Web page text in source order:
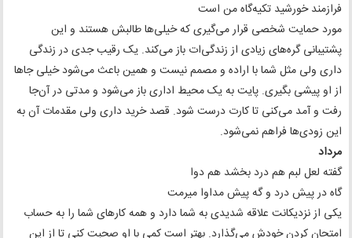
فرازمند خورشید تکیه‌گاه من است
مورد حمایت شخصی قرار می‌گیری که خیلی‌ها طالبش هستند و این
پشتیبانی گره‌های زیادی از زندگی‌ات باز می‌کند. یک رقیب جدی در زندگی
داری ولی مثل شما با اراده و مصمم نیست و همین باعث می‌شود خیلی جاها
از او پیشی بگیری. پایت به یک محیط اداری باز می‌شود و مدتی در آن‌جا
رفت و آمد می‌کنی تا کارت درست شود. قصد خرید داری ولی مقدمات آن به
این زودی‌ها فراهم نمی‌شود.
مرداد
گفته لعل لبم هم درد بخشد هم دوا
گاه در پیش درد و گه پیش مداوا میرمت
یکی از نزدیکانت علاقه شدیدی به شما دارد و همه کارهای شما را به حساب